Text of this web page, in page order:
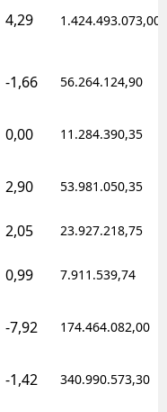
4,29 1.424.493.073,00
-1,66 56.264.124,90
0,00 11.284.390,35
2,90 53.981.050,35
2,05 23.927.218,75
0,99 7.911.539,74
-7,92 174.464.082,00
-1,42 340.990.573,30